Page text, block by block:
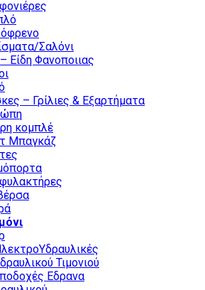
Σαλόνι
Είδη Φανοποιιας
– Γρίλιες & Εξαρτήματα
κομπλέ
Μπαγκάζ
Τιμονιού
Εδρανα